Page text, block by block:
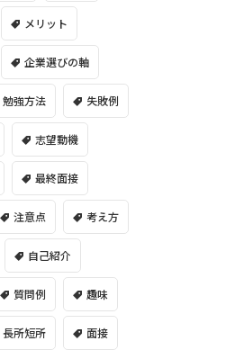
メリット
企業選びの軸
勉強方法 失敗例
志望動機
最終面接
注意点 考え方
自己紹介
質問例 趣味
長所短所 面接